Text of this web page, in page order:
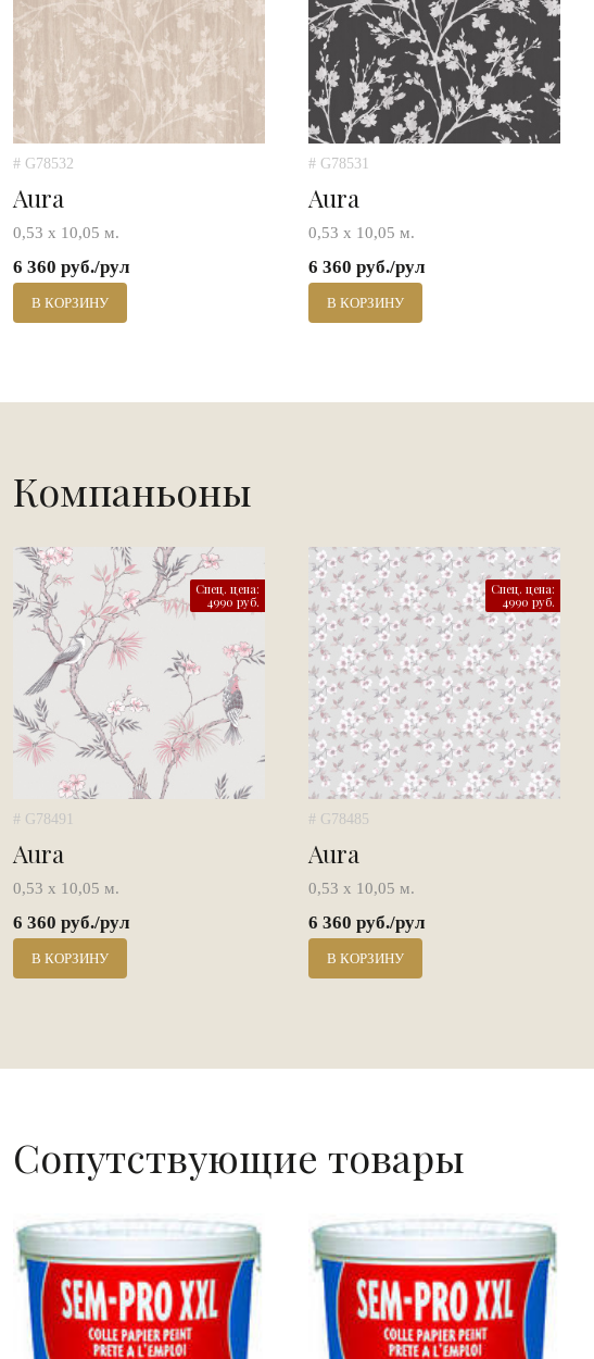
# G78532
Aura
0,53 х 10,05 м.
6 360 руб./рул
В КОРЗИНУ
# G78531
Aura
0,53 х 10,05 м.
6 360 руб./рул
В КОРЗИНУ
Компаньоны
Спец. цена:
4990 руб.
# G78491
Aura
0,53 х 10,05 м.
6 360 руб./рул
В КОРЗИНУ
Спец. цена:
4990 руб.
# G78485
Aura
0,53 х 10,05 м.
6 360 руб./рул
В КОРЗИНУ
Сопутствующие товары